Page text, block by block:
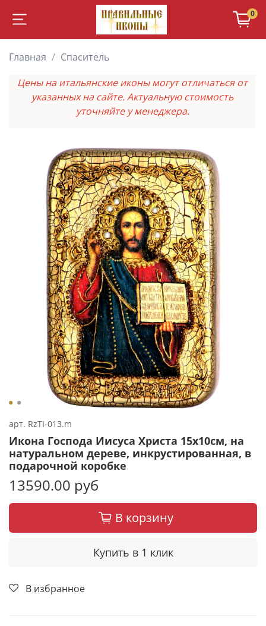
0
Главная
Спаситель
Цены на итальянские иконы могут отличаться от
указанных на сайте. Актуальную стоимость
уточняйте у менеджера.
арт. RzTI-013.m
Икона Господа Иисуса Христа 15х10см, на
натуральном дереве, инкрустированная, в
подарочной коробке
13590.00 руб
В корзину
Купить в 1 клик
В избранное